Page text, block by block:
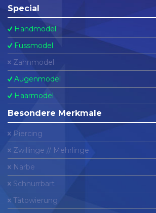
Special
Handmodel
Fussmodel
Zahnmodel
Augenmodel
Haarmodel
Besondere Merkmale
Piercing
Zwillinge // Mehrlinge
Narbe
Schnurrbart
Tätowierung